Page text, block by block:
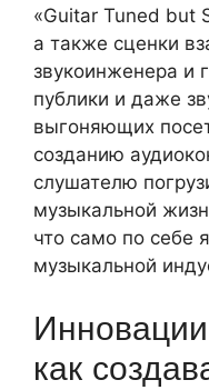
«Guitar Tuned but
а также сценки
звукоинженера и
публики и даже
выгоняющих
созданию
слушателю
музыкальной
что само по себе
музыкальной
как